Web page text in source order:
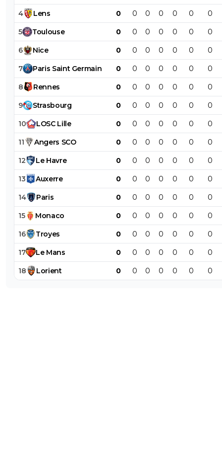
4 Lens 0 0 0 0 0 0 0
5 Toulouse 0 0 0 0 0 0 0
6 Nice 0 0 0 0 0 0 0
7 Paris Saint Germain 0 0 0 0 0 0 0
8 Rennes 0 0 0 0 0 0 0
9 Strasbourg 0 0 0 0 0 0 0
10 LOSC Lille 0 0 0 0 0 0 0
11 Angers SCO 0 0 0 0 0 0 0
12 Le Havre 0 0 0 0 0 0 0
13 Auxerre 0 0 0 0 0 0 0
14 Paris 0 0 0 0 0 0 0
15 Monaco 0 0 0 0 0 0 0
16 Troyes 0 0 0 0 0 0 0
17 Le Mans 0 0 0 0 0 0 0
18 Lorient 0 0 0 0 0 0 0